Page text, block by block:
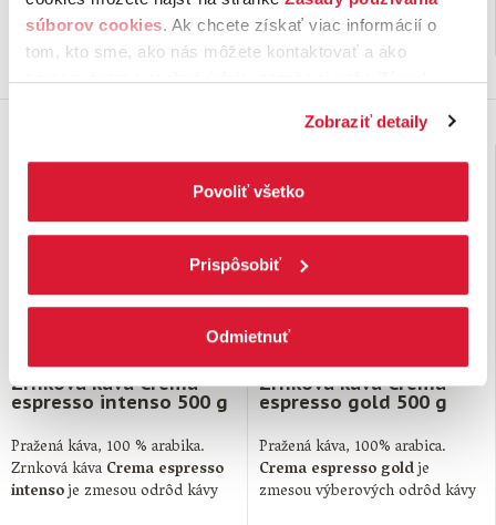
súborov cookies. Ak chcete získať viac informácií o
tom, kto sme, ako nás môžete kontaktovať a ako
spracovávame osobné údaje, pozrite si našeZásady
„Povoliť všetko“ vyjadríte svoj súhlas s používaním
všetkých súborov cookies. Ak chcete niektoré
zamietnuť, upravte preferencie kliknutím na tlačítko
Zobraziť detaily
Povoliť všetko
Prispôsobiť
Odmietnuť
10, €
na sklade
5, €
na sklade
Zrnková káva Crema
espresso intenso 500 g
Pražená káva, 100 % arabika.
Zrnková kávaCrema espresso
intensoje zmesou odrôd kávy
Zrnková káva Crema
espresso gold 500 g
Pražená káva, 100% arabica.
Crema espresso goldje
zmesou výberových odrôd kávy